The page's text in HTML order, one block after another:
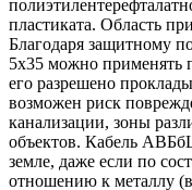
пластиката. Область
Благодаря защитному
5х35 можно применять
его разрешено
возможен риск
канализации, зоны
объектов. Кабель
земле, даже если по
отношению к металлу